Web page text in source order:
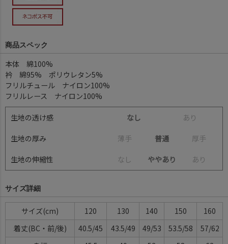
商品スペック
本体 綿100%
衿 綿95% ポリウレタン5%
フリルチュール ナイロン100%
フリルレース ナイロン100%
生地の透け感 なし あ り
生地の厚み 薄手 普通 厚手
生地の伸縮性 な し ややあり あ り
サイズ詳細
サイズ(cm) 120 130 140 150
160
着丈(BC・前/後)
40.5/45 43.5/49 49/53 53.5/58
57/62